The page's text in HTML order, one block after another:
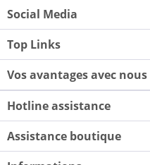
Social Media
Top Links
Vos avantages avec nous
Hotline assistance
Assistance boutique